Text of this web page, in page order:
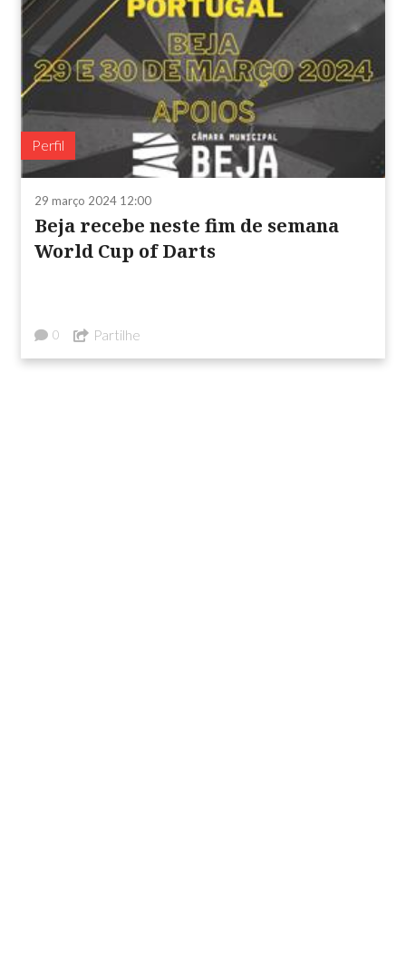
Perfil
29 março 2024 12:00
Beja recebe neste fim de semana
World Cup of Darts
0 Partilhe